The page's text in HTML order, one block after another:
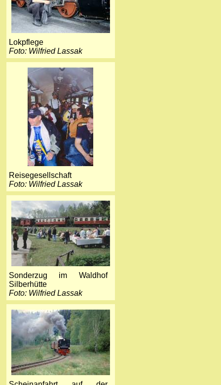
Lokpflege
Foto: Wilfried Lassak
Reisegesellschaft
Foto: Wilfried Lassak
Sonderzug im Waldhof
Silberhütte
Foto: Wilfried Lassak